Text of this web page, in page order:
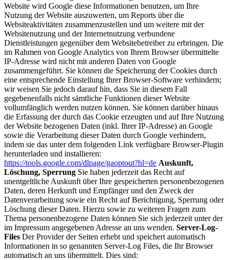
Website wird Google diese Informationen benutzen, um Ihre
Nutzung der Website auszuwerten, um Reports über die
Websiteaktivitäten zusammenzustellen und um weitere mit der
Websitenutzung und der Internetnutzung verbundene
Dienstleistungen gegenüber dem Websitebetreiber zu erbringen. Die
im Rahmen von Google Analytics von Ihrem Browser übermittelte
IP-Adresse wird nicht mit anderen Daten von Google
zusammengeführt. Sie können die Speicherung der Cookies durch
eine entsprechende Einstellung Ihrer Browser-Software verhindern;
wir weisen Sie jedoch darauf hin, dass Sie in diesem Fall
gegebenenfalls nicht sämtliche Funktionen dieser Website
vollumfänglich werden nutzen können. Sie können darüber hinaus
die Erfassung der durch das Cookie erzeugten und auf Ihre Nutzung
der Website bezogenen Daten (inkl. Ihrer IP-Adresse) an Google
sowie die Verarbeitung dieser Daten durch Google verhindern,
indem sie das unter dem folgenden Link verfügbare Browser-Plugin
herunterladen und installieren:
https://tools.google.com/dlpage/gaoptout?hl=de Auskunft,
Löschung, Sperrung Sie haben jederzeit das Recht auf
unentgeltliche Auskunft über Ihre gespeicherten personenbezogenen
Daten, deren Herkunft und Empfänger und den Zweck der
Datenverarbeitung sowie ein Recht auf Berichtigung, Sperrung oder
Löschung dieser Daten. Hierzu sowie zu weiteren Fragen zum
Thema personenbezogene Daten können Sie sich jederzeit unter der
im Impressum angegebenen Adresse an uns wenden. Server-Log-
Files Der Provider der Seiten erhebt und speichert automatisch
Informationen in so genannten Server-Log Files, die Ihr Browser
automatisch an uns übermittelt. Dies sind: